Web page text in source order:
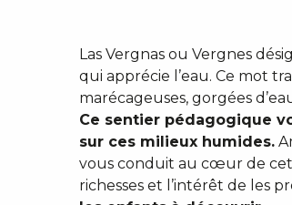
Las Vergnas ou Vergnes
qui apprécie l’eau. Ce mot
marécageuses, gorgées
Ce sentier pédagogique
sur ces milieux humides.
vous conduit au cœur de
richesses et l’intérêt de les